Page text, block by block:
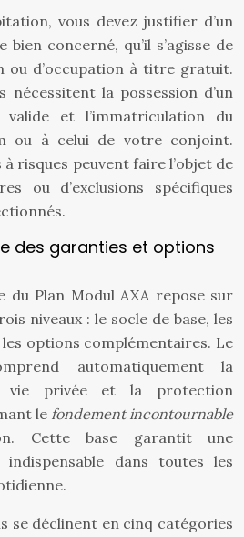
vous devez justifier d’un
bien concerné, qu’il s’agisse de
ou d’occupation à titre gratuit.
nécessitent la possession d’un
et l’immatriculation du
ou à celui de votre conjoint.
risques peuvent faire l’objet de
ou d’exclusions spécifiques
des garanties et options
du Plan Modul AXA repose sur
niveaux : le socle de base, les
options complémentaires. Le
automatiquement la
vie privée et la protection
le fondement incontournable
Cette base garantit une
indispensable dans toutes les
se déclinent en cinq catégories